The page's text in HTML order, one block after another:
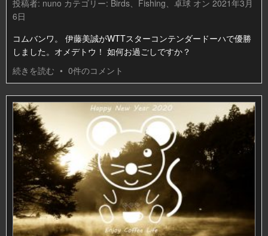
投稿者: nuno カテゴリー: Birds、 Fishing、 卓球 オン 2021年3月
6日
コムバンワ。 伊藤美誠がWTTスターコンテンダードーハで優勝
しました。オメデトウ！ 如何お過ごしですか？
続きを読む • 0件のコメント